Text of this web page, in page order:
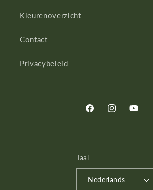
Kleurenoverzicht
Contact
Privacybeleid
FacebookInstagramYouTube
Taal
Nederlands